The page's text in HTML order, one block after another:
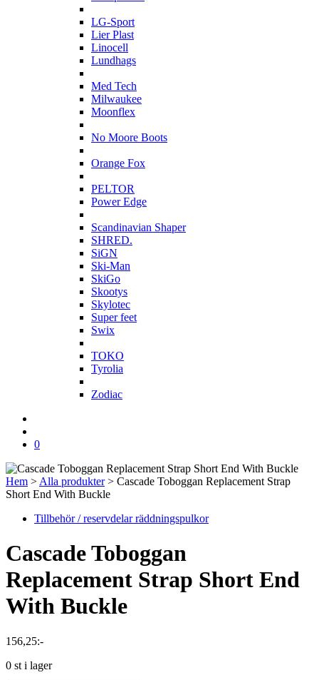
LG-Sport
Lier Plast
Linocell
Lundhags
Med Tech
Milwaukee
Moonflex
No Moore Boots
Orange Fox
PELTOR
Power Edge
Scandinavian Shaper
SHRED.
SiGN
Ski-Man
SkiGo
Skootys
Skylotec
Super feet
Swix
TOKO
Tyrolia
Zodiac
0
Hem > Alla produkter> Cascade Toboggan Replacement Strap
Short End With Buckle
Tillbehör / reservdelar räddningspulkor
Cascade Toboggan
Replacement Strap Short End
With Buckle
156,25:-
0 st i lager